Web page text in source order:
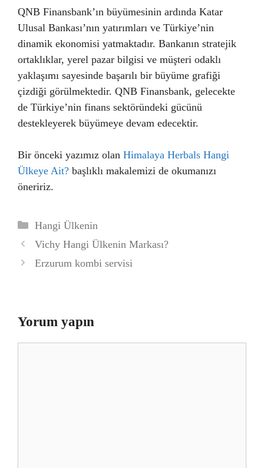
QNB Finansbank’ın büyümesinin ardında Katar
Ulusal Bankası’nın yatırımları ve Türkiye’nin
dinamik ekonomisi yatmaktadır. Bankanın stratejik
ortaklıklar, yerel pazar bilgisi ve müşteri odaklı
yaklaşımı sayesinde başarılı bir büyüme grafiği
çizdiği görülmektedir. QNB Finansbank, gelecekte
de Türkiye’nin finans sektöründeki gücünü
destekleyerek büyümeye devam edecektir.
Bir önceki yazımız olan Himalaya Herbals Hangi
Ülkeye Ait? başlıklı makalemizi de okumanızı
öneririz.
Kategoriler
Hangi Ülkenin
Vichy Hangi Ülkenin Markası?
Erzurum kombi servisi
Yorum yapın